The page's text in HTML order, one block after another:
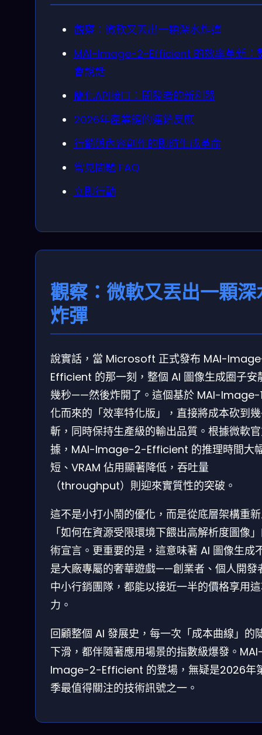
觀察：微軟又丟出一顆深水炸彈
MAI-Image-2-Efficient 的效率革新：
會說話
簡化API接口：開發者的新利器
2026年產業鏈的連鎖反應
行銷與內容創作的即時生成革命
常見問題 FAQ
立即行動
觀察：微軟又丟出一顆深
炸彈
說實話，當 Microsoft 正式發布 MAI-
Efficient 的那一刻，整個 AI 圖像生成圈子安
幾秒——然後炸開了。這個基於 MAI-Image-
化而來的「效率特化版」，直接將成本砍到
斬，同時保持生產級的輸出品質。根據微軟
據，MAI-Image-2-Efficient 的推理時間大
短、VRAM 佔用顯著降低，吞吐量
（throughput）則迎來實質性的突破。
這不是小打小鬧的優化，而是從底層架構重
「如何在資源受限環境下餵出高解析度圖像
術宣言。更重要的是，這意味著 AI 圖像生成
是大廠專屬的奢華遊戲——創業者、個人開發
中小行銷團隊，都能以接近一半的價格享用
力。
回顧整個 AI 發展史，每一次「成本曲線」的
下滑，都伴隨著應用場景的指數級爆發。
Image-2-Efficient 的登場，無疑是2026年
季最值得關注的技術訊號之一。